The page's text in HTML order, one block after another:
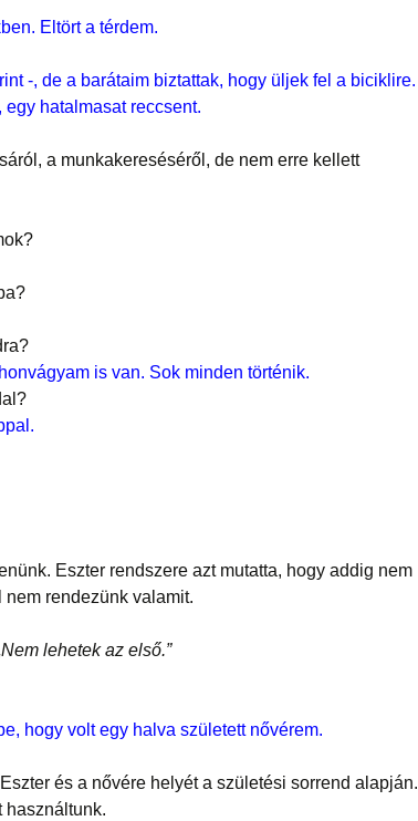
Eltört a térdem.
-, de a barátaim biztattak, hogy üljek fel a biciklire.
egy hatalmasat reccsent.
a munkakereséséről, de nem erre kellett
is van. Sok minden történik.
Eszter rendszere azt mutatta, hogy addig nem
rendezünk valamit.
lehetek az első.”
hogy volt egy halva született nővérem.
és a nővére helyét a születési sorrend alapján.
használtunk.